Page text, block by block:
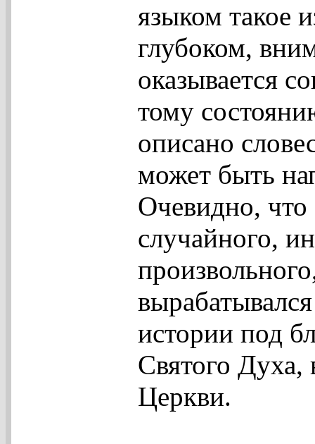
языком такое
глубоком,
оказывается
тому
описано
может быть
Очевидно, что
случайного,
истории под
Святого Духа,
Церкви.